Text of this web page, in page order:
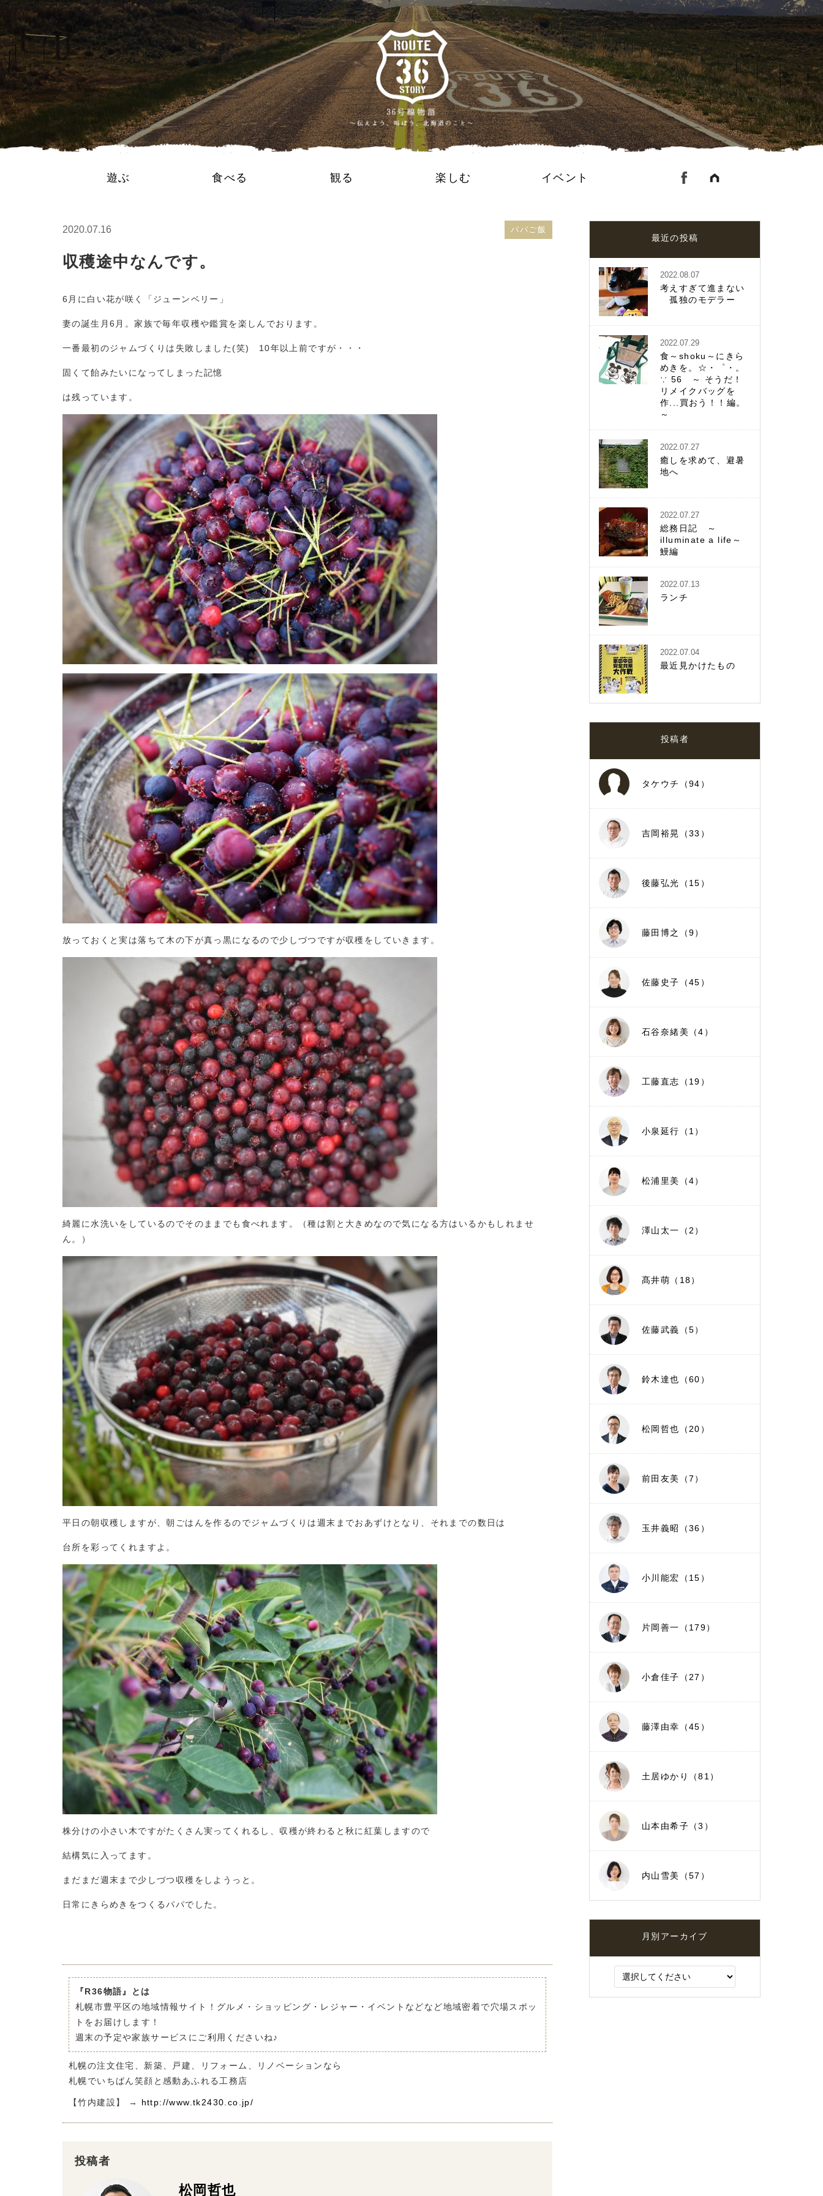
遊ぶ 食べる 観る 楽しむ イベント
2020.07.16 パパご飯
収穫途中なんです。
6月に白い花が咲く「ジューンベリー」
妻の誕生月6月。家族で毎年収穫や鑑賞を楽しんでおります。
一番最初のジャムづくりは失敗しました(笑) 10年以上前ですが・・・
固くて飴みたいになってしまった記憶
は残っています。
放っておくと実は落ちて木の下が真っ黒になるので少しづつですが収穫をしていきます。
綺麗に水洗いをしているのでそのままでも食べれます。（種は割と大きめなので気になる方はいるかもしれませ
ん。）
平日の朝収穫しますが、朝ごはんを作るのでジャムづくりは週末までおあずけとなり、それまでの数日は
台所を彩ってくれますよ。
株分けの小さい木ですがたくさん実ってくれるし、収穫が終わると秋に紅葉しますので
結構気に入ってます。
まだまだ週末まで少しづつ収穫をしようっと。
日常にきらめきをつくるパパでした。
『R36物語』とは
札幌市豊平区の地域情報サイト！グルメ・ショッピング・レジャー・イベントなどなど地域密着で穴場スポッ
トをお届けします！
週末の予定や家族サービスにご利用くださいね♪
札幌の注文住宅、新築、戸建、リフォーム、リノベーションなら
札幌でいちばん笑顔と感動あふれる工務店
【竹内建設】 → http://www.tk2430.co.jp/
投稿者
松岡哲也
最近の投稿
2022.08.07
考えすぎて進まない
孤独のモデラー
2022.07.29
食～shoku～にきら
めきを。☆・゜・。
∵ 56 ～ そうだ！
リメイクバッグを
作...買おう！！編。
～
2022.07.27
癒しを求めて、避暑
地へ
2022.07.27
総務日記 ～
illuminate a life～
鰻編
2022.07.13
ランチ
2022.07.04
最近見かけたもの
投稿者
タケウチ（94）
吉岡裕晃（33）
後藤弘光（15）
藤田博之（9）
佐藤史子（45）
石谷奈緒美（4）
工藤直志（19）
小泉延行（1）
松浦里美（4）
澤山太一（2）
髙井萌（18）
佐藤武義（5）
鈴木達也（60）
松岡哲也（20）
前田友美（7）
玉井義昭（36）
小川能宏（15）
片岡善一（179）
小倉佳子（27）
藤澤由幸（45）
土居ゆかり（81）
山本由希子（3）
内山雪美（57）
月別アーカイブ